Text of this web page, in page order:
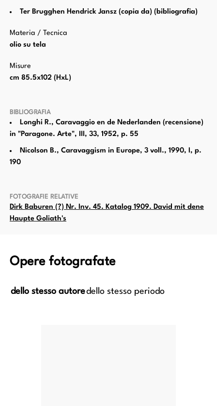
Ter Brugghen Hendrick Jansz (copia da) (bibliografia)
Materia / Tecnica
olio su tela
Misure
cm 85.5x102 (HxL)
BIBLIOGRAFIA
Longhi R., Caravaggio en de Nederlanden (recensione)
in "Paragone. Arte", III, 33, 1952, p. 55
Nicolson B., Caravaggism in Europe, 3 voll., 1990, I, p.
190
FOTOGRAFIE RELATIVE
Dirk Baburen (?) Nr. Inv. 45. Katalog 1909. David mit dene
Haupte Goliath's
Opere fotografate
dello stesso autoredello stesso periodo